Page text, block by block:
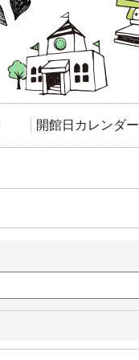
開館日カレンダー